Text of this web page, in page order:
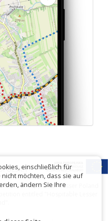
support of Lesser Poland
entitled "Hospitable Lesser
einschließlich für
möchten, dass sie auf
ändern Sie Ihre